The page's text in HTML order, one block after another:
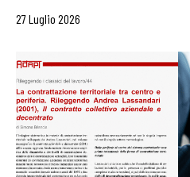
27 Luglio 2026